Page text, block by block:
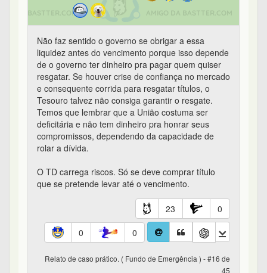
Não faz sentido o governo se obrigar a essa
liquidez antes do vencimento porque isso depende
de o governo ter dinheiro pra pagar quem quiser
resgatar. Se houver crise de confiança no mercado
e consequente corrida para resgatar títulos, o
Tesouro talvez não consiga garantir o resgate.
Temos que lembrar que a União costuma ser
deficitária e não tem dinheiro pra honrar seus
compromissos, dependendo da capacidade de
rolar a dívida.
O TD carrega riscos. Só se deve comprar título
que se pretende levar até o vencimento.
23
0
0
0
Relato de caso prático. ( Fundo de Emergência ) - #16 de
45